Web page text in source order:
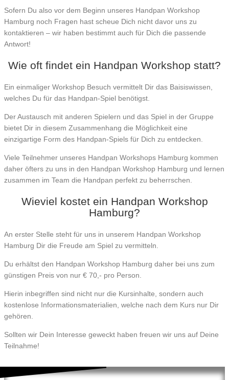
Sofern Du also vor dem Beginn unseres Handpan Workshop
Hamburg noch Fragen hast scheue Dich nicht davor uns zu
kontaktieren – wir haben bestimmt auch für Dich die passende
Antwort!
Wie oft findet ein Handpan Workshop statt?
Ein einmaliger Workshop Besuch vermittelt Dir das Baisiswissen,
welches Du für das Handpan-Spiel benötigst.
Der Austausch mit anderen Spielern und das Spiel in der Gruppe
bietet Dir in diesem Zusammenhang die Möglichkeit eine
einzigartige Form des Handpan-Spiels für Dich zu entdecken.
Viele Teilnehmer unseres Handpan Workshops Hamburg kommen
daher öfters zu uns in den Handpan Workshop Hamburg und lernen
zusammen im Team die Handpan perfekt zu beherrschen.
Wieviel kostet ein Handpan Workshop
Hamburg?
An erster Stelle steht für uns in unserem Handpan Workshop
Hamburg Dir die Freude am Spiel zu vermitteln.
Du erhältst den Handpan Workshop Hamburg daher bei uns zum
günstigen Preis von nur € 70,- pro Person.
Hierin inbegriffen sind nicht nur die Kursinhalte, sondern auch
kostenlose Informationsmaterialien, welche nach dem Kurs nur Dir
gehören.
Sollten wir Dein Interesse geweckt haben freuen wir uns auf Deine
Teilnahme!